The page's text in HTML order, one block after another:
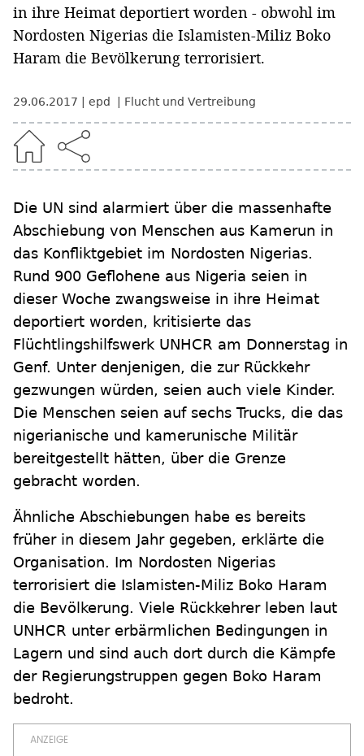
in ihre Heimat deportiert worden - obwohl im
Nordosten Nigerias die Islamisten-Miliz Boko
Haram die Bevölkerung terrorisiert.
29.06.2017 epd Flucht und Vertreibung
Die UN sind alarmiert über die massenhafte
Abschiebung von Menschen aus Kamerun in
das Konfliktgebiet im Nordosten Nigerias.
Rund 900 Geflohene aus Nigeria seien in
dieser Woche zwangsweise in ihre Heimat
deportiert worden, kritisierte das
Flüchtlingshilfswerk UNHCR am Donnerstag in
Genf. Unter denjenigen, die zur Rückkehr
gezwungen würden, seien auch viele Kinder.
Die Menschen seien auf sechs Trucks, die das
nigerianische und kamerunische Militär
bereitgestellt hätten, über die Grenze
gebracht worden.
Ähnliche Abschiebungen habe es bereits
früher in diesem Jahr gegeben, erklärte die
Organisation. Im Nordosten Nigerias
terrorisiert die Islamisten-Miliz Boko Haram
die Bevölkerung. Viele Rückkehrer leben laut
UNHCR unter erbärmlichen Bedingungen in
Lagern und sind auch dort durch die Kämpfe
der Regierungstruppen gegen Boko Haram
bedroht.